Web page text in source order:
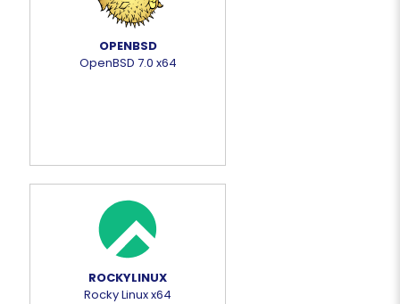
OPENBSD
OpenBSD 7.0 x64
ROCKYLINUX
Rocky Linux x64